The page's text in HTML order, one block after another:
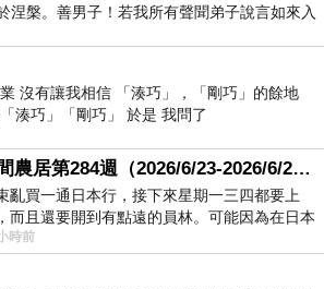
涅槃。善男子！若我所有聲聞弟子說言如來入
沒有讓我相信 「湊巧」，「剛巧」的餘地
湊巧」「剛巧」 於是 我問了
週間農居第284週（2026/6/23-2026/6/24) 夏至 金黃稻浪洋溢豐收喜悅
亂買一通日本行，接下來星期一三四都要上
而且還要開到有點遠的員林。可能因為在日本
少錢，星期一出門上班時，心裡沒有一
時前